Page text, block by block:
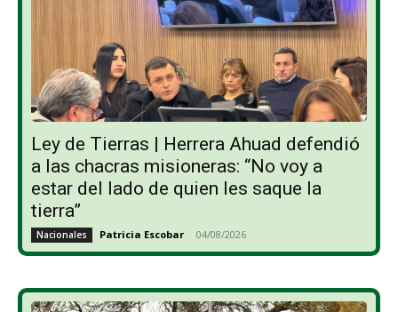
Ley de Tierras | Herrera Ahuad defendió
a las chacras misioneras: “No voy a
estar del lado de quien les saque la
tierra”
Nacionales Patricia Escobar - 04/08/2026